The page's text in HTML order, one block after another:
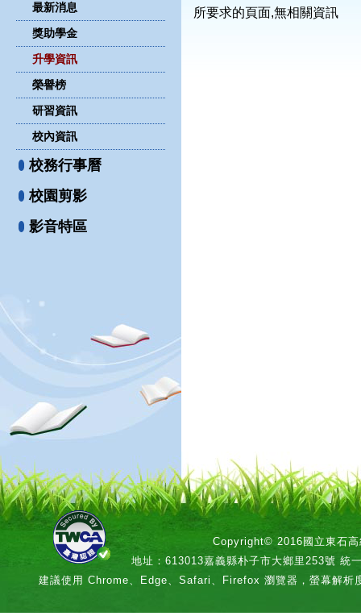
最新消息
獎助學金
升學資訊
榮譽榜
研習資訊
校內資訊
校務行事曆
校園剪影
影音特區
所要求的頁面,無相關資訊
Copyright© 2016國立東石高
地址：613013嘉義縣朴子市大鄉里253號 統
建議使用 Chrome、Edge、Safari、Firefox 瀏覽器，螢幕解